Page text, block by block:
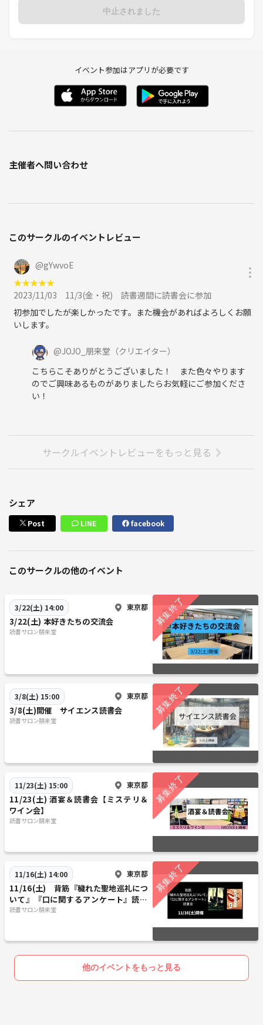
https://book-salon-horaido.com/photo/album/1236859
・JR京浜東北線 「上中里駅」 11分
・JR京浜東北線 「王子駅」 15分
・東京メトロ南北線 「王子駅」 15分
横浜駅→川崎駅→品川駅→新橋駅→東京駅→上野駅→尾久駅となりま
-------------------------------------------------------
中止されました
イベント参加はアプリが必要です
主催者へ問い合わせ
このサークルのイベントレビュー
@gYwvoE
★★★★★
2023/11/03
11/3(金・祝) 読書週間に読書会に参加
初参加でしたが楽しかったです。また機会があればよろしくお願
いします。
@JOJO_朋来堂 （クリエイター）
こちらこそありがとうございました！ また色々やります
のでご興味あるものがありましたらお気軽にご参加くださ
い！
サークルイベントレビューをもっと見る
シェア
Post LINE facebook
このサークルの他のイベント
3/22(土) 14:00 東京都
3/22(土) 本好きたちの交流会
読書サロン朋来堂
3/8(土) 15:00 東京都
3/8(土)開催 サイエンス読書会
読書サロン朋来堂
11/23(土) 15:00 東京都
11/23(土) 酒宴＆読書会【ミステリ＆
ワイン会】
読書サロン朋来堂
11/16(土) 14:00 東京都
11/16(土) 背筋『穢れた聖地巡礼につ
いて』『口に関するアンケート』読書
会
読書サロン朋来堂
他のイベントをもっと見る